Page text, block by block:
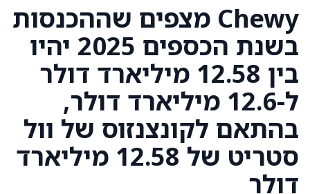
Chewy מצפים שההכנסות
בשנת הכספים 2025 יהיו
בין 12.58 מיליארד דולר
ל-12.6 מיליארד דולר,
בהתאם לקונצנזוס של וול
סטריט של 12.58 מיליארד
דולר